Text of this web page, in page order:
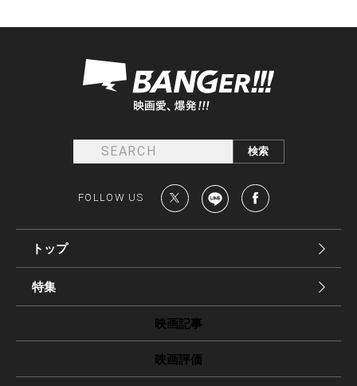
FOLLOW US
トップ
特集
映画記事
映画評価